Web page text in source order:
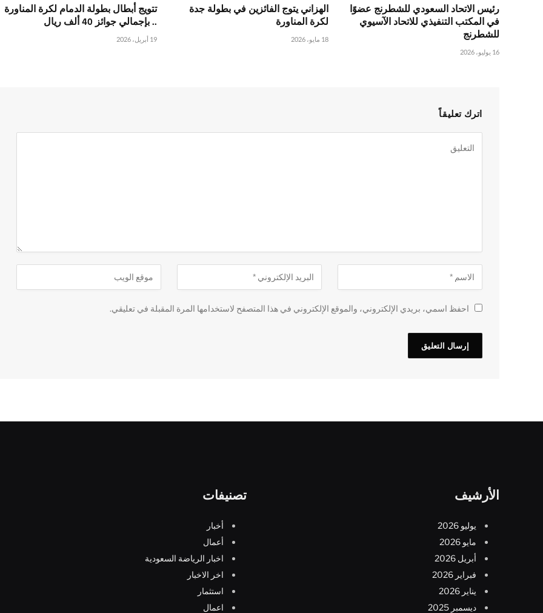
رئيس الاتحاد السعودي للشطرنج عضوًا
في المكتب التنفيذي للاتحاد الآسيوي
للشطرنج
16 يوليو، 2026
الهزاني يتوج الفائزين في بطولة جدة
لكرة المناورة
18 مايو، 2026
تتويج أبطال بطولة الدمام لكرة المناورة
.. بإجمالي جوائز 40 ألف ريال
19 أبريل، 2026
اترك تعليقاً
احفظ اسمي، بريدي الإلكتروني، والموقع الإلكتروني في هذا المتصفح لاستخدامها المرة المقبلة في تعليقي.
الأرشيف
يوليو 2026
مايو 2026
أبريل 2026
فبراير 2026
يناير 2026
ديسمبر 2025
تصنيفات
أخبار
أعمال
اخبار الرياضة السعودية
اخر الاخبار
استثمار
اعمال